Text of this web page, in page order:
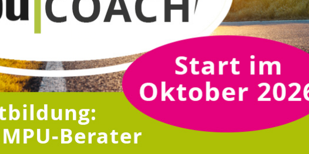
Bad Salzuflen
Gütersloh
Sachsen
Plauen
Zwickau
Zschorlau